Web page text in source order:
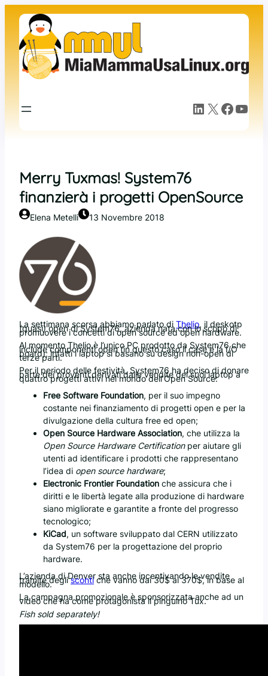
contenuto
LinkedIn X Facebook YouTube
Merry Tuxmas! System76
finanzierà i progetti OpenSource
Elena Metelli 13 Novembre 2018
La settimana scorsa abbiamo parlato di Thelio, il deskotp
(quasi) open di System76, azienda nata con lo scopo di
promuovere i concetti di open source ed open hardware.
Al momento Thelio è l’unico PC prodotto da System76 che
include componenti open (in questo caso il case e la I/O
board); infatti i laptop si basano su design non-open di
terze parti.
Per il periodo delle festività, System76 ha deciso di donare
parte dei proventi derivati dalle vendite dei suoi laptop a
quattro progetti attivi nel mondo dell’Open Source:
Free Software Foundation, per il suo impegno
costante nei finanziamento di progetti open e per la
divulgazione della cultura free ed open;
Open Source Hardware Association, che utilizza la
Open Source Hardware Certificationper aiutare gli
utenti ad identificare i prodotti che rappresentano
l’idea di open source hardware;
Electronic Frontier Foundation che assicura che i
diritti e le libertà legate alla produzione di hardware
siano migliorate e garantite a fronte del progresso
tecnologico;
KiCad, un software sviluppato dal CERN utilizzato
da System76 per la progettazione del proprio
hardware.
L’azienda di Denver sta anche incentivando le vendite
tramite degliscontiche vanno dai 30$ ai 370$, in base al
modello.
La campagna promozionale è sponsorizzata anche ad un
video che ha come protagonista il pinguino Tux.
Fish sold separately!